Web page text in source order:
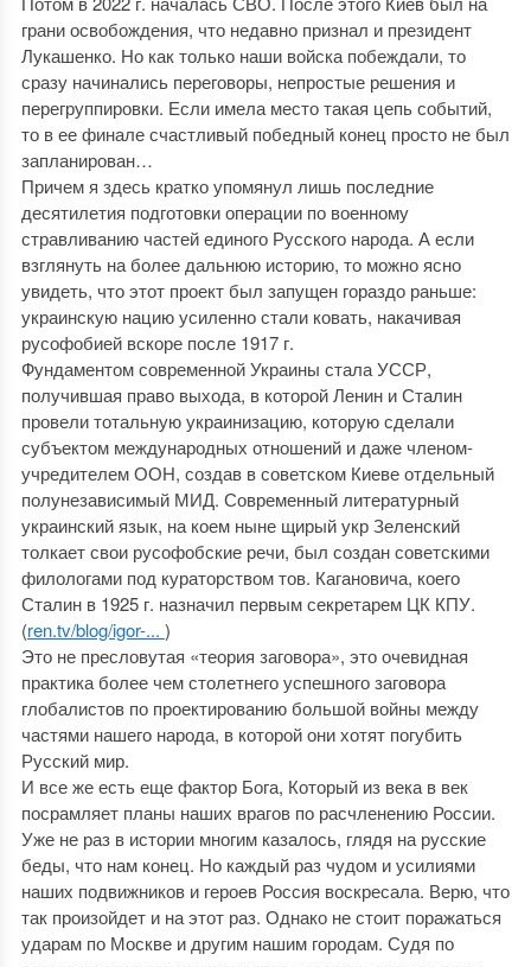
грани освобождения, что недавно признал и президент
Лукашенко. Но как только наши войска побеждали, то
сразу начинались переговоры, непростые решения и
перегруппировки. Если имела место такая цепь событий,
то в ее финале счастливый победный конец просто не был
запланирован…
Причем я здесь кратко упомянул лишь последние
десятилетия подготовки операции по военному
стравливанию частей единого Русского народа. А если
взглянуть на более дальнюю историю, то можно ясно
увидеть, что этот проект был запущен гораздо раньше:
украинскую нацию усиленно стали ковать, накачивая
русофобией вскоре после 1917 г.
Фундаментом современной Украины стала УССР,
получившая право выхода, в которой Ленин и Сталин
провели тотальную украинизацию, которую сделали
субъектом международных отношений и даже членом-
учредителем ООН, создав в советском Киеве отдельный
полунезависимый МИД. Современный литературный
украинский язык, на коем ныне щирый укр Зеленский
толкает свои русофобские речи, был создан советскими
филологами под кураторством тов. Кагановича, коего
Сталин в 1925 г. назначил первым секретарем ЦК КПУ.
(ren.tv/blog/igor-... )
Это не пресловутая «теория заговора», это очевидная
практика более чем столетнего успешного заговора
глобалистов по проектированию большой войны между
частями нашего народа, в которой они хотят погубить
Русский мир.
И все же есть еще фактор Бога, Который из века в век
посрамляет планы наших врагов по расчленению России.
Уже не раз в истории многим казалось, глядя на русские
беды, что нам конец. Но каждый раз чудом и усилиями
наших подвижников и героев Россия воскресала. Верю, что
так произойдет и на этот раз. Однако не стоит поражаться
ударам по Москве и другим нашим городам. Судя по